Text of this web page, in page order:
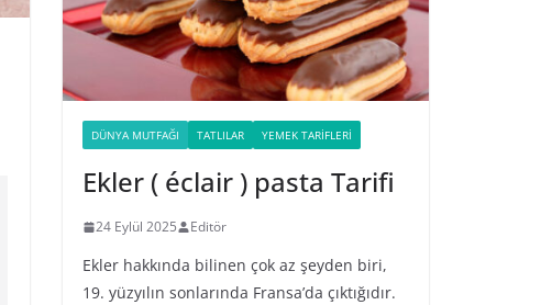
DÜNYA MUTFAĞI TATLILAR YEMEK TARIFLERI
Ekler ( éclair ) pasta Tarifi
24 Eylül 2025 Editör
Ekler hakkında bilinen çok az şeyden biri,
19. yüzyılın sonlarında Fransa’da çıktığıdır.